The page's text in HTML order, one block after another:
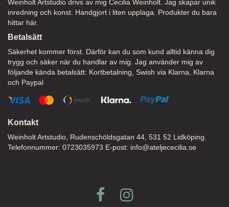
Weinholt Artstudio drivs av mig Cecilia Weinholt. Jag skapar unik
inredning och konst. Handgjort i liten upplaga. Produkter du bara
hittar här.
Betalsätt
Säkerhet kommer först. Därför kan du som kund alltid känna dig
trygg och säker när du handlar av mig. Jag använder mig av
följande kända betalsätt: Kortbetalning, Swish via Klarna, Klarna
och Paypal
Kontakt
Weinholt Artstudio, Rudenschöldsgatan 44, 531 52 Lidköping.
Telefonnummer: 0723035973 E-post: info@ateljececilia.se